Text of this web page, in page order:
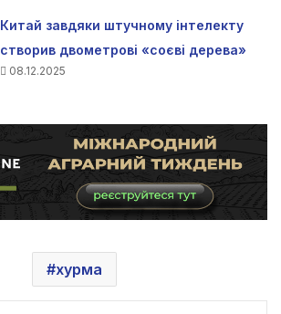
Китай завдяки штучному інтелекту
створив двометрові «соєві дерева»
08.12.2025
хурма